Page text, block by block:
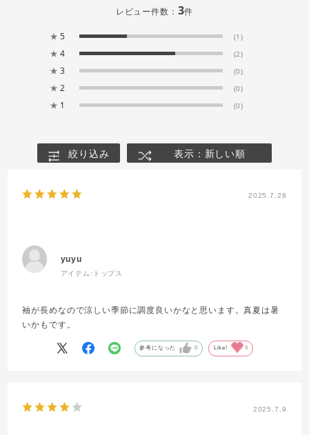
レビュー件数： 3件
★ 5 (1)
★ 4 (2)
★ 3 (0)
★ 2 (0)
★ 1 (0)
絞り込み 表示：新しい順
2025.7.28
yuyu
アイテム: トップス
袖が長めなので涼しい季節に調度良いかなと思います。真夏は暑
いかもです。
参考になった 0 Like! 0
2025.7.9